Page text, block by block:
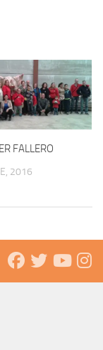
FALLERO
2016